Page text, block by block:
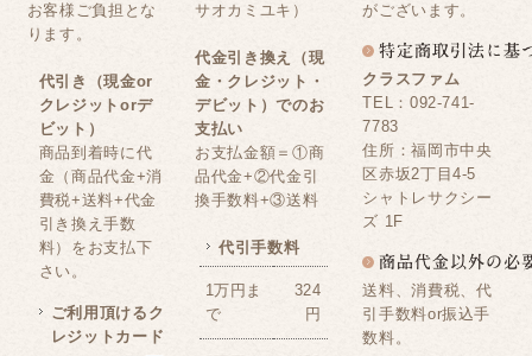
お客様ご負担とな
ります。
代引き（現金or
クレジットorデ
ビット）
商品到着時に代
金（商品代金+消
費税+送料+代金
引き換え手数
料）をお支払下
さい。
ご利用頂けるク
レジットカード
サオカミユキ）
代金引き換え（現
金・クレジット・
デビット）でのお
支払い
お支払金額＝①商
品代金+②代金引
換手数料+③送料
代引手数料
1万円ま
で
324
円
がございます。
クラスファム
TEL：092-741-
7783
住所：福岡市中央
区赤坂2丁目4-5
シャトレサクシー
ズ 1F
送料、消費税、代
引手数料or振込手
数料。